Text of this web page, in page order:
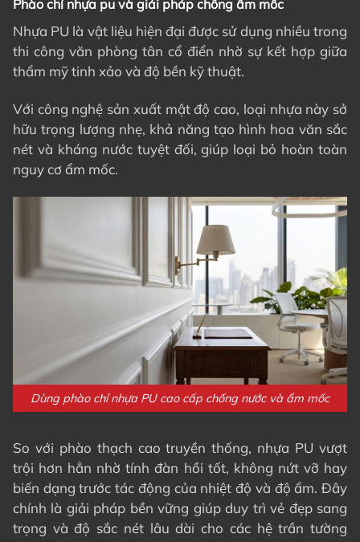
Phào chỉ nhựa pu và giải pháp chống ẩm mốc
Nhựa PU là vật liệu hiện đại được sử dụng nhiều trong
thi công văn phòng tân cổ điển nhờ sự kết hợp giữa
thẩm mỹ tinh xảo và độ bền kỹ thuật.
Với công nghệ sản xuất mật độ cao, loại nhựa này sở
hữu trọng lượng nhẹ, khả năng tạo hình hoa văn sắc
nét và kháng nước tuyệt đối, giúp loại bỏ hoàn toàn
nguy cơ ẩm mốc.
Dùng phào chỉ nhựa PU cao cấp chống nước và ẩm mốc
So với phào thạch cao truyền thống, nhựa PU vượt
trội hơn hẳn nhờ tính đàn hồi tốt, không nứt vỡ hay
biến dạng trước tác động của nhiệt độ và độ ẩm. Đây
chính là giải pháp bền vững giúp duy trì vẻ đẹp sang
trọng và độ sắc nét lâu dài cho các hệ trần tường